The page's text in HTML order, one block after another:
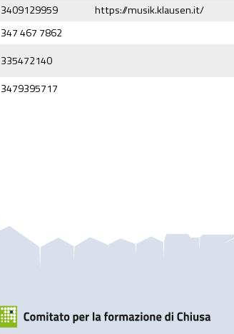
3409129959 https://musik.klausen.it/
347 467 7862
335472140
3479395717